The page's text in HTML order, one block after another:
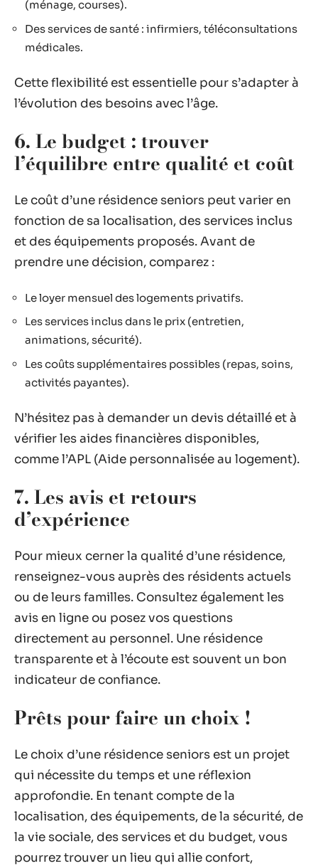
(ménage, courses).
Des services de santé : infirmiers, téléconsultations
médicales.
Cette flexibilité est essentielle pour s’adapter à
l’évolution des besoins avec l’âge.
6. Le budget : trouver
l’équilibre entre qualité et coût
Le coût d’une résidence seniors peut varier en
fonction de sa localisation, des services inclus
et des équipements proposés. Avant de
prendre une décision, comparez :
Le loyer mensuel des logements privatifs.
Les services inclus dans le prix (entretien,
animations, sécurité).
Les coûts supplémentaires possibles (repas, soins,
activités payantes).
N’hésitez pas à demander un devis détaillé et à
vérifier les aides financières disponibles,
comme l’APL (Aide personnalisée au logement).
7. Les avis et retours
d’expérience
Pour mieux cerner la qualité d’une résidence,
renseignez-vous auprès des résidents actuels
ou de leurs familles. Consultez également les
avis en ligne ou posez vos questions
directement au personnel. Une résidence
transparente et à l’écoute est souvent un bon
indicateur de confiance.
Prêts pour faire un choix !
Le choix d’une résidence seniors est un projet
qui nécessite du temps et une réflexion
approfondie. En tenant compte de la
localisation, des équipements, de la sécurité, de
la vie sociale, des services et du budget, vous
pourrez trouver un lieu qui allie confort,